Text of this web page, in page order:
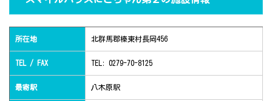
所在地 北群馬郡榛東村長岡456
TEL / FAX TEL: 0279-70-8125
最寄駅 八木原駅